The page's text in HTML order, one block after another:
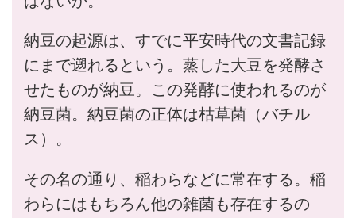
納豆の起源は、すでに平安時代の文書記録
にまで遡れるという。蒸した大豆を発酵さ
せたものが納豆。この発酵に使われるのが
納豆菌。納豆菌の正体は枯草菌（バチル
ス）。
その名の通り、稲わらなどに常在する。稲
わらにはもちろん他の雑菌も存在するの